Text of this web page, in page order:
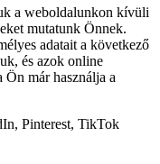
a weboldalunkon kívüli
mutatunk Önnek.
adatait a következő
és azok online
Ön már használja a
Pinterest, TikTok